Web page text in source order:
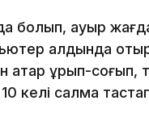
болып, ауыр
алдында
ұрып-соғып,
келі салмақ